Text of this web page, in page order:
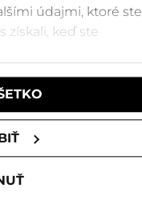
údajmi, ktoré ste
získali, keď ste